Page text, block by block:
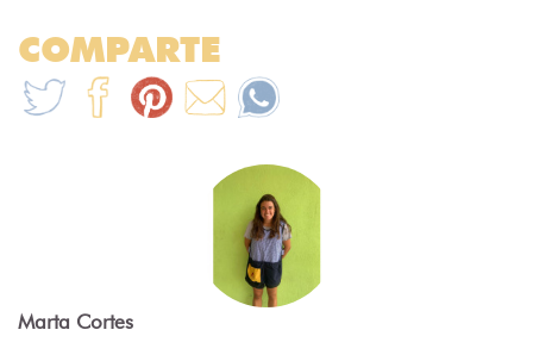
COMPARTE
Marta Cortes